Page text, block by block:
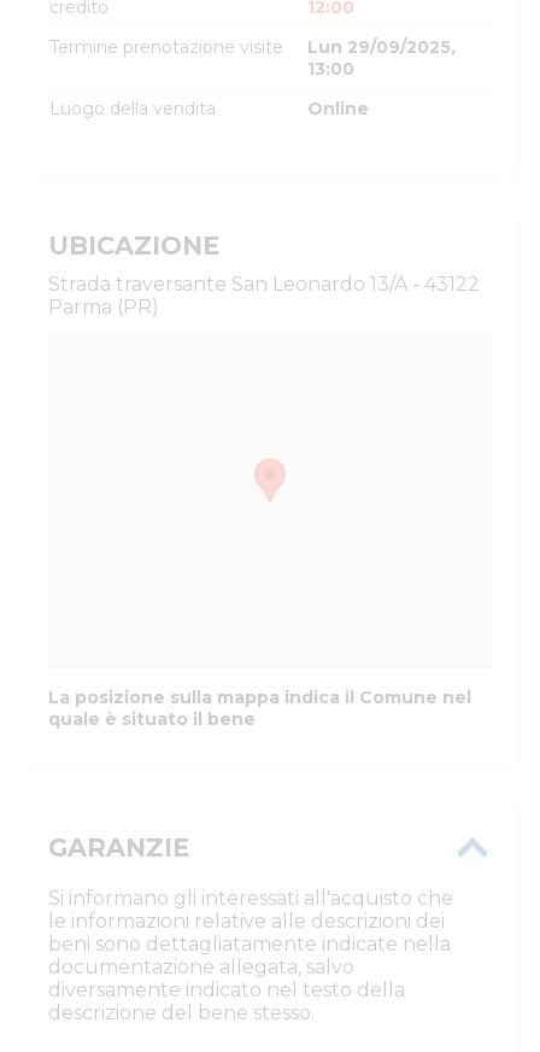
credito
12:00
Termine prenotazione visite
Lun 29/09/2025,
13:00
Luogo della vendita
Online
UBICAZIONE
Strada traversante San Leonardo 13/A - 43122
Parma (PR)
La posizione sulla mappa indica il Comune nel
quale è situato il bene
GARANZIE
Si informano gli interessati all'acquisto che
le informazioni relative alle descrizioni dei
beni sono dettagliatamente indicate nella
documentazione allegata, salvo
diversamente indicato nel testo della
descrizione del bene stesso.